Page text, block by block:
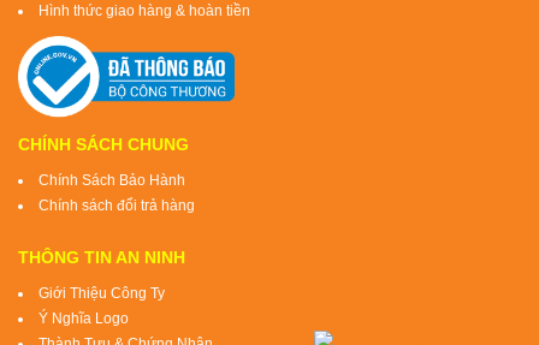
Hình thức giao hàng & hoàn tiền
CHÍNH SÁCH CHUNG
Chính Sách Bảo Hành
Chính sách đổi trả hàng
THÔNG TIN AN NINH
Giới Thiệu Công Ty
Ý Nghĩa Logo